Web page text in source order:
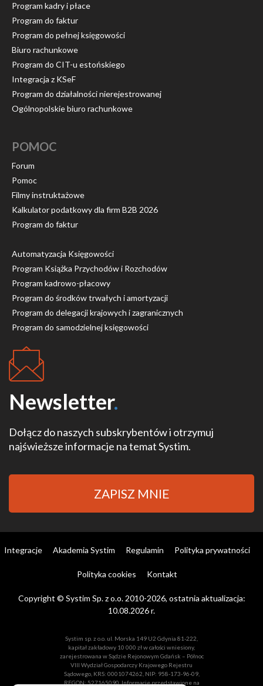
Program kadry i płace
Program do faktur
Program do pełnej księgowości
Biuro rachunkowe
Program do CIT-u estońskiego
Integracja z KSeF
Program do działalności nierejestrowanej
Ogólnopolskie biuro rachunkowe
POMOC
Forum
Pomoc
Filmy instruktażowe
Kalkulator podatkowy dla firm B2B 2026
Program do faktur
Automatyzacja Księgowości
Program Książka Przychodów i Rozchodów
Program kadrowo-płacowy
Program do środków trwałych i amortyzacji
Program do delegacji krajowych i zagranicznych
Program do samodzielnej księgowości
Newsletter.
Dołącz do naszych subskrybentów i otrzymuj
najświeższe informacje na temat Systim.
ZAPISZ MNIE
Integracje Akademia Systim Regulamin Polityka prywatności
Polityka cookies Kontakt
Copyright © Systim Sp. z o.o. 2010-2026, ostatnia aktualizacja:
10.08.2026 r.
Systim sp. z o.o. ul. Morska 149 U2 Gdynia 81-222,
kapitał zakładowy 10 000 zł w całości wniesiony,
zarejestrowana w Sądzie Rejonowym Gdańsk – Północ
VIII Wydział Gospodarczy Krajowego Rejestru
Sądowego, KRS: 0001074262, NIP: 958-173-96-09,
REGON: 527165090. Informacje przedstawione na